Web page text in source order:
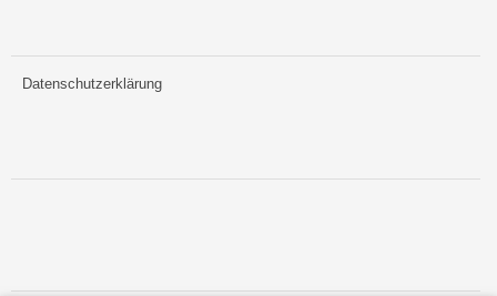
Datenschutzerklärung